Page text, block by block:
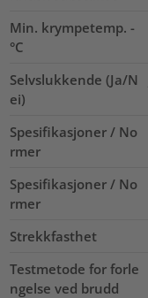
Min. krympetemp. -
°C
Selvslukkende (Ja/N
ei)
Spesifikasjoner / No
rmer
Spesifikasjoner / No
rmer
Strekkfasthet
Testmetode for forle
ngelse ved brudd